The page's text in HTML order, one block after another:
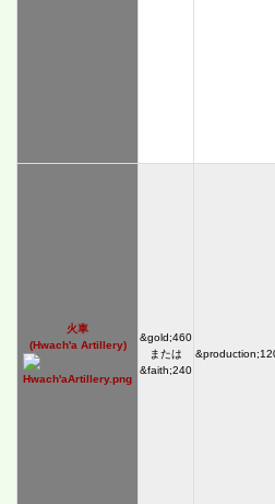
火車
(Hwach'a Artillery)
&gold;460
または
&faith;240